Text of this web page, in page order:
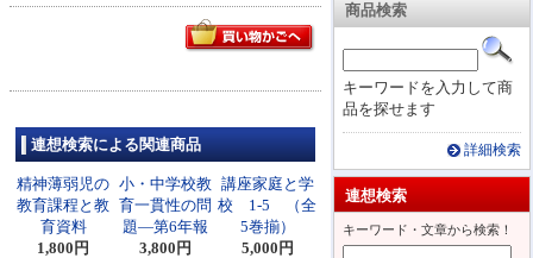
商品検索
キーワードを入力して商
品を探せます
詳細検索
連想検索
キーワード・文章から検索！
連想検索による関連商品
精神薄弱児の
教育課程と教
育資料
1,800円
小・中学校教
育一貫性の問
題―第6年報
3,800円
講座家庭と学
校 1-5 （全
5巻揃）
5,000円